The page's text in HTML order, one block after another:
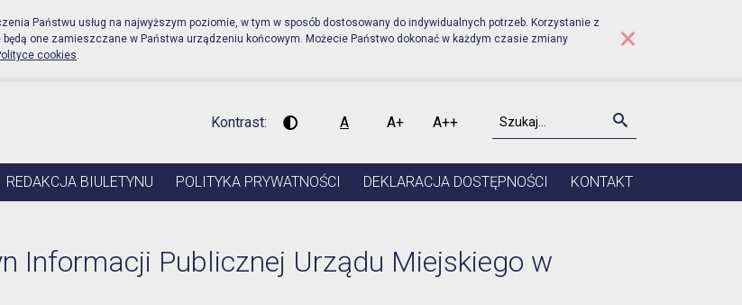
Miejski w Prudniku - Start
Państwu usług na najwyższym poziomie, w tym w sposób dostosowany do indywidualnych potrzeb. Korzystanie z
one zamieszczane w Państwa urządzeniu końcowym. Możecie Państwo dokonać w każdym czasie zmiany
cookies. ×
Kontrast:
Wysoki kontrast
A
Czcionka domyślna
A+
Czcionka średnia
A++
Czcionka duża
Szukaj Szukaj
REDAKCJA BIULETYNU POLITYKA PRYWATNOŚCI DEKLARACJA DOSTĘPNOŚCI KONTAKT
Informacji Publicznej Urządu Miejskiego w